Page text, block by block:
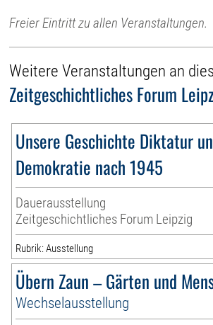
Freier Eintritt zu allen Veranstaltungen.
Weitere Veranstaltungen an
Zeitgeschichtliches Forum
Unsere Geschichte Diktatur
Demokratie nach 1945
Dauerausstellung
Zeitgeschichtliches Forum Leipzig
Rubrik: Ausstellung
Übern Zaun – Gärten und
Wechselausstellung